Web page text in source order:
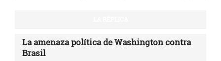
La amenaza política de Washington contra
Brasil